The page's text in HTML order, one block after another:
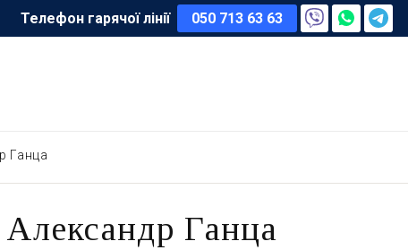
Телефон гарячої лінії 050 713 63 63
Ганца
Ганца